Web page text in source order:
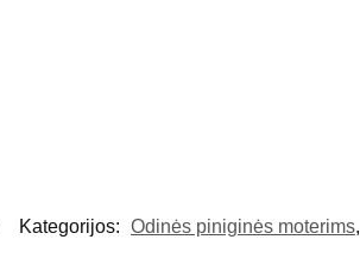
Kategorijos: Odinės piniginės moterims,